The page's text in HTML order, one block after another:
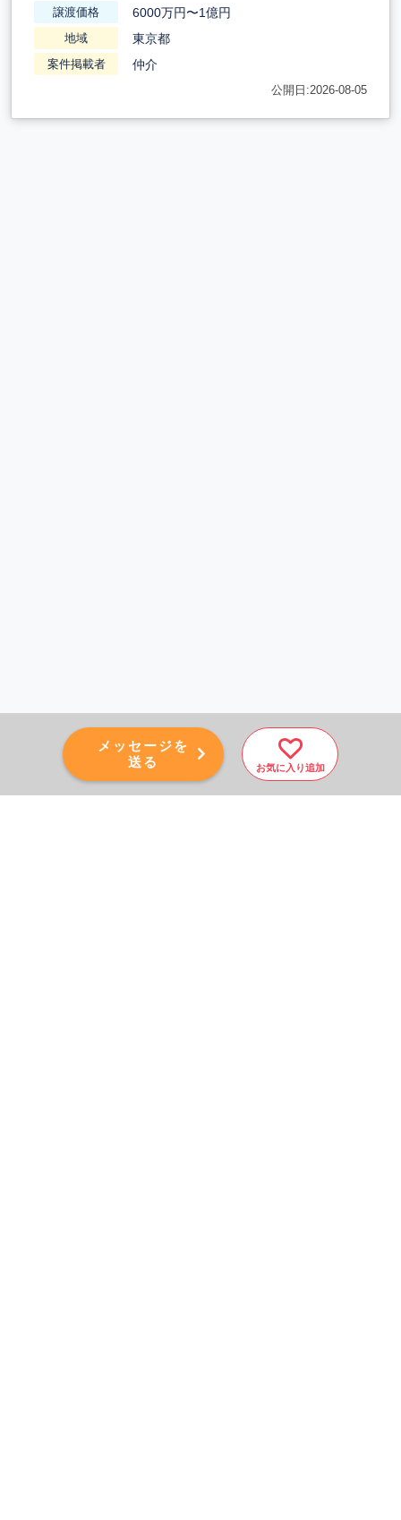
メッセージを
送る
お気に入り追加
譲渡価格 6000万円〜1億円
地域 東京都
案件掲載者 仲介
公開日:2026-08-05